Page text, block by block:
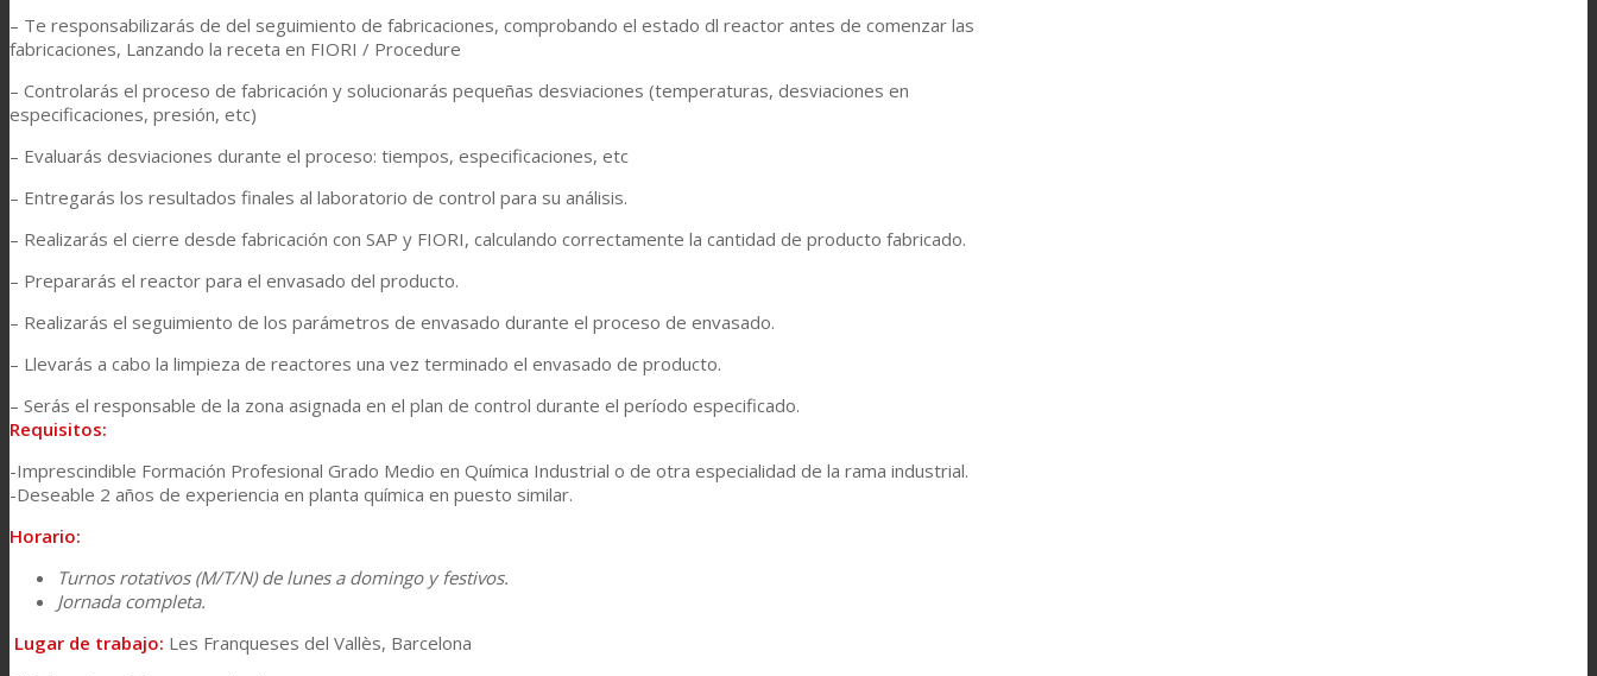
Sostenibilidad
Certificaciones
Contacto
– Te responsabilizarás de del seguimiento de fabricaciones, comprobando el estado dl reactor antes de comenzar las
fabricaciones, Lanzando la receta en FIORI / Procedure
– Controlarás el proceso de fabricación y solucionarás pequeñas desviaciones (temperaturas, desviaciones en
especificaciones, presión, etc)
– Evaluarás desviaciones durante el proceso: tiempos, especificaciones, etc
– Entregarás los resultados finales al laboratorio de control para su análisis.
– Realizarás el cierre desde fabricación con SAP y FIORI, calculando correctamente la cantidad de producto fabricado.
– Prepararás el reactor para el envasado del producto.
– Realizarás el seguimiento de los parámetros de envasado durante el proceso de envasado.
– Llevarás a cabo la limpieza de reactores una vez terminado el envasado de producto.
– Serás el responsable de la zona asignada en el plan de control durante el período especificado.
Requisitos:
-Imprescindible Formación Profesional Grado Medio en Química Industrial o de otra especialidad de la rama industrial.
-Deseable 2 años de experiencia en planta química en puesto similar.
Horario:
Turnos rotativos (M/T/N) de lunes a domingo y festivos.
Jornada completa.
Lugar de trabajo: Les Franqueses del Vallès, Barcelona